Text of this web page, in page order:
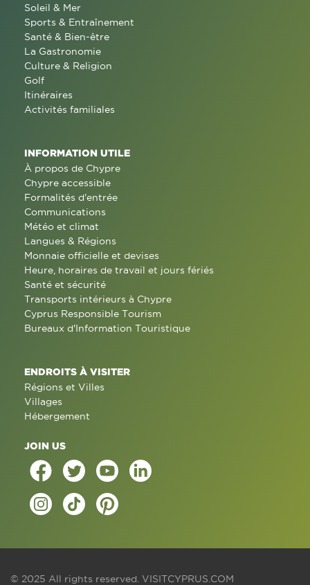
Soleil & Mer
Sports & Entraînement
Santé & Bien-être
La Gastronomie
Culture & Religion
Golf
Itinéraires
Activités familiales
INFORMATION UTILE
À propos de Chypre
Chypre accessible
Formalités d'entrée
Communications
Météo et climat
Langues & Régions
Monnaie officielle et devises
Heure, horaires de travail et jours fériés
Santé et sécurité
Transports intérieurs à Chypre
Cyprus Responsible Tourism
Bureaux d'Information Touristique
ENDROITS À VISITER
Régions et Villes
Villages
Hébergement
JOIN US
© 2025 All rights reserved. VISITCYPRUS.COM